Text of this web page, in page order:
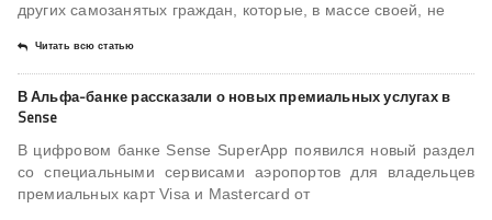
других самозанятых граждан, которые, в массе своей, не
Читать всю статью
В Альфа-банке рассказали о новых премиальных услугах в
Sense
В цифровом банке Sense SuperApp появился новый раздел
со специальными сервисами аэропортов для владельцев
премиальных карт Visa и Mastercard от